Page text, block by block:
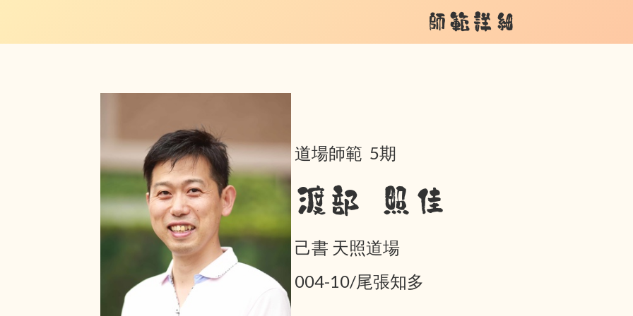
師範詳細
道場師範 5期
渡部 照佳
己書 天照道場
004-10/尾張知多